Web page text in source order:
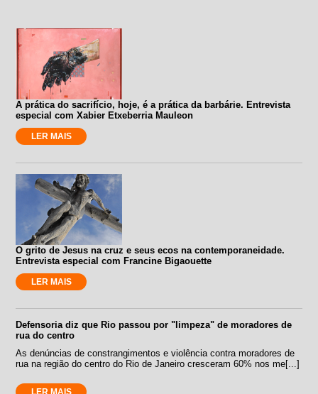
A prática do sacrifício, hoje, é a prática da barbárie. Entrevista
especial com Xabier Etxeberria Mauleon
LER MAIS
O grito de Jesus na cruz e seus ecos na contemporaneidade.
Entrevista especial com Francine Bigaouette
LER MAIS
Defensoria diz que Rio passou por "limpeza" de moradores de
rua do centro
As denúncias de constrangimentos e violência contra moradores de
rua na região do centro do Rio de Janeiro cresceram 60% nos me[...]
LER MAIS